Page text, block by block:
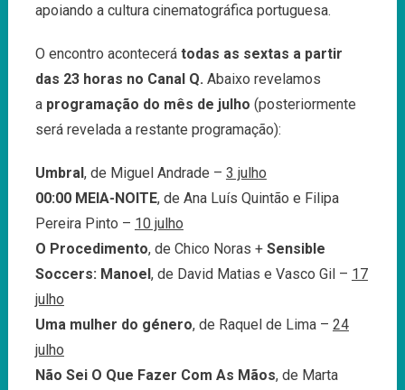
apoiando a cultura cinematográfica portuguesa.
O encontro acontecerá todas as sextas a partir
das 23 horas no Canal Q. Abaixo revelamos
a programação do mês de julho (posteriormente
será revelada a restante programação):
Umbral, de Miguel Andrade – 3 julho
00:00 MEIA-NOITE, de Ana Luís Quintão e Filipa
Pereira Pinto – 10 julho
O Procedimento, de Chico Noras + Sensible
Soccers: Manoel, de David Matias e Vasco Gil – 17
julho
Uma mulher do género, de Raquel de Lima – 24
julho
Não Sei O Que Fazer Com As Mãos, de Marta